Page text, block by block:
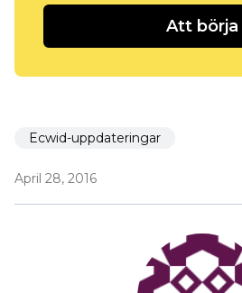
Att börja
Ecwid-uppdateringar
April 28, 2016